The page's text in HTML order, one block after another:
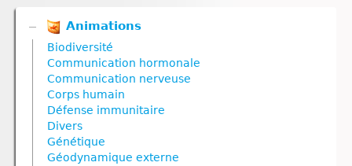
Animations
Biodiversité
Communication hormonale
Communication nerveuse
Corps humain
Défense immunitaire
Divers
Génétique
Géodynamique externe